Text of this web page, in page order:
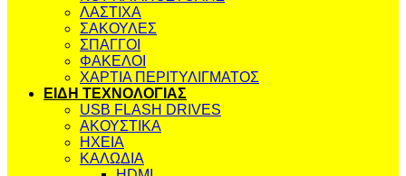
ΛΑΣΤΙΧΑ
ΣΑΚΟΥΛΕΣ
ΣΠΑΓΓΟΙ
ΦΑΚΕΛΟΙ
ΧΑΡΤΙΑ ΠΕΡΙΤΥΛΙΓΜΑΤΟΣ
ΕΙΔΗ ΤΕΧΝΟΛΟΓΙΑΣ
USB FLASH DRIVES
ΑΚΟΥΣΤΙΚΑ
ΗΧΕΙΑ
ΚΑΛΩΔΙΑ